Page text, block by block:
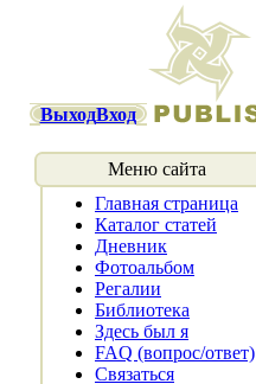
ВыходВход
Меню сайта
Главная страница
Каталог статей
Дневник
Фотоальбом
Регалии
Библиотека
Здесь был я
FAQ (вопрос/ответ)
Связаться